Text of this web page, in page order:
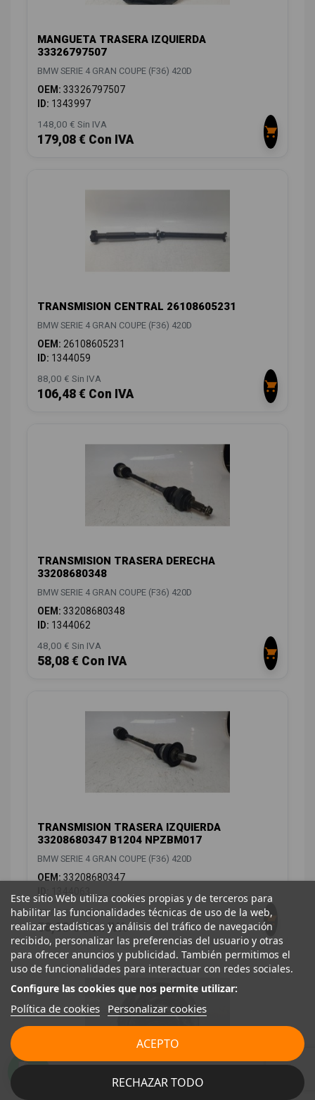
MANGUETA TRASERA IZQUIERDA
33326797507
BMW SERIE 4 GRAN COUPE (F36) 420D
OEM: 33326797507
ID: 1343997
148,00 € Sin IVA
179,08 € Con IVA
TRANSMISION CENTRAL 26108605231
BMW SERIE 4 GRAN COUPE (F36) 420D
OEM: 26108605231
ID: 1344059
88,00 € Sin IVA
106,48 € Con IVA
TRANSMISION TRASERA DERECHA
33208680348
BMW SERIE 4 GRAN COUPE (F36) 420D
OEM: 33208680348
ID: 1344062
48,00 € Sin IVA
58,08 € Con IVA
TRANSMISION TRASERA IZQUIERDA
33208680347 B1204 NPZBM017
BMW SERIE 4 GRAN COUPE (F36) 420D
OEM: 33208680347
ID:
1344063
48,00 € Sin IVA
58,08 € Con IVA
Este sitio Web utiliza cookies propias y de terceros para
habilitar las funcionalidades técnicas de uso de la web,
realizar estadísticas y análisis del tráfico de navegación
recibido, personalizar las preferencias del usuario y otras
para ofrecer anuncios y publicidad. También permitimos el
uso de funcionalidades para interactuar con redes sociales.
Configure las cookies que nos permite utilizar:
Política de cookies Personalizar cookies
RECHAZAR TODO
ACEPTO